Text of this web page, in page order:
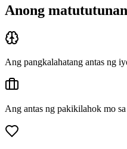
Anong
Ang pangkalahatang antas ng
Ang antas ng pakikilahok mo